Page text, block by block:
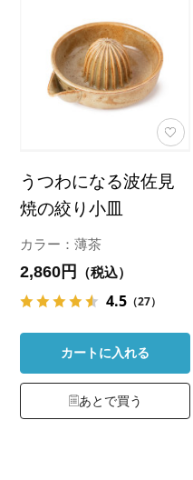
うつわになる波佐見
焼の絞り小皿
カラー：薄茶
2,860円 （税込）
4.5 （27）
カートに入れる
あとで買う